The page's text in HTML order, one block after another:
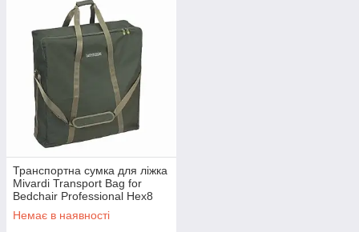
Транспортна сумка для ліжка
Mivardi Transport Bag for
Bedchair Professional Hex8
Немає в наявності